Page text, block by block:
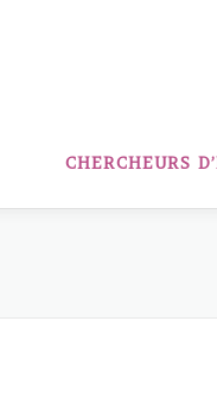
CHERCHEURS